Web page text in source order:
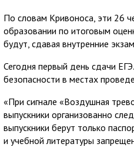
По словам Кривоноса, эти 26
образовании по итоговым
будут, сдавая внутренние
Сегодня первый день сдачи
безопасности в местах
«При сигнале «Воздушная
выпускники организованно
выпускники берут только
и учебной литературы